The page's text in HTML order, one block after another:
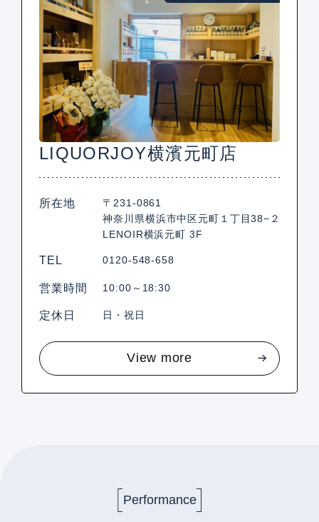
LIQUORJOY横濱元町店
所在地
〒231-0861
神奈川県横浜市中区元町１丁目38−２
LENOIR横浜元町 3F
TEL 0120-548-658
営業時間 10:00～18:30
定休日 日・祝日
View more
Performance